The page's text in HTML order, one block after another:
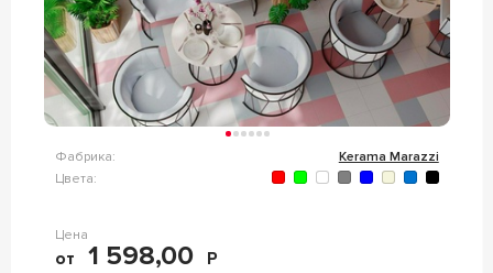
Фабрика:
Kerama Marazzi
Цвета:
Цена
от 1 598,00 Р